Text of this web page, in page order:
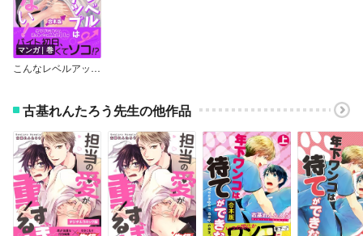
マンガ｜巻
こんなレベルアップは望んでない！ 【合本版】
古基れんたろう先生の他作品